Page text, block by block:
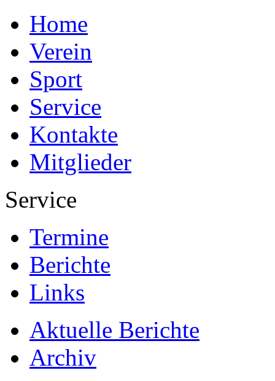
Home
Verein
Sport
Service
Kontakte
Mitglieder
Service
Termine
Berichte
Links
Aktuelle Berichte
Archiv